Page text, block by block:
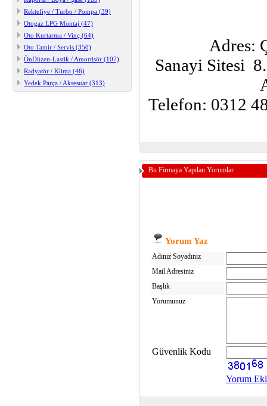
Rektefiye / Turbo / Pompa (39)
Otogaz LPG Montaj (47)
Oto Kurtarma / Vinç (64)
Oto Tamir / Servis (350)
ÖnDüzen-Lastik / Amortisör (107)
Radyatör / Klima (46)
Yedek Parça / Aksesuar (313)
Adres:
Sanayi Sitesi
Telefon: 0312
Bu Firmaya Yapılan Yorumlar
Yorum Yaz
Adınız Soyadınız
Mail Adresiniz
Başlık
Yorumunuz
Güvenlik Kodu
Yorum